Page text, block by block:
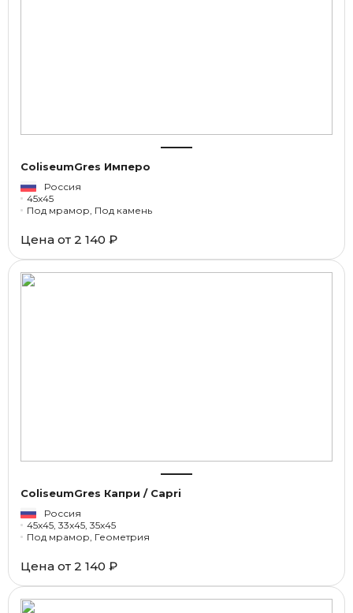
ColiseumGres Имперо
Россия
45x45
Под мрамор, Под камень
Цена от 2 140 ₽
ColiseumGres Капри / Capri
Россия
45x45, 33x45, 35x45
Под мрамор, Геометрия
Цена от 2 140 ₽